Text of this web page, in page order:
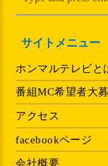
サイトメニュー
ホンマルテレビと
番組MC希望者大募
アクセス
facebookページ
会社概要